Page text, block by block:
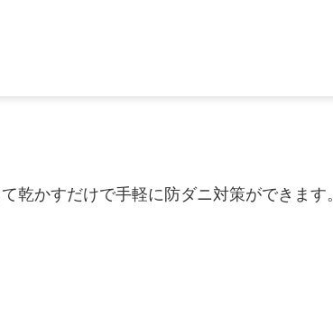
かすだけで手軽に防ダニ対策ができます。